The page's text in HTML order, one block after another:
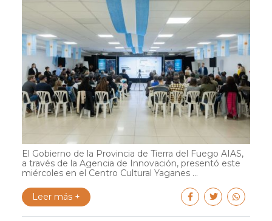
El Gobierno de la Provincia de Tierra del Fuego AIAS,
a través de la Agencia de Innovación, presentó este
miércoles en el Centro Cultural Yaganes ...
Leer más +